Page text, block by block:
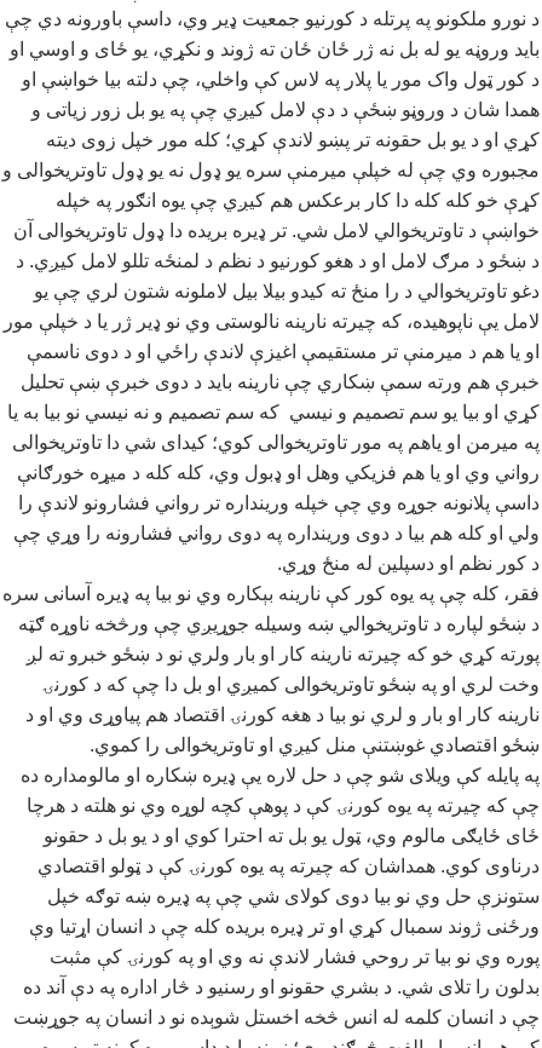
د نورو ملکونو په پرتله د کورنیو جمعیت ډیر وي، داسې باورونه دي چې
باید وروڼه یو له بل نه ژر ځان ځان ته ژوند و نکړي، یو ځای و اوسي او
د کور ټول واک مور یا پلار په لاس کې واخلي، چې دلته بیا خواښې او
همدا شان د وروڼو ښځې د دې لامل کیږي چې په یو بل زور زیاتی و
کړي او د یو بل حقونه تر پښو لاندې کړي؛ کله مور خپل زوی دیته
مجبوره وي چې له خپلې میرمنې سره یو ډول نه یو ډول تاوتریخوالی و
کړې خو کله کله دا کار برعکس هم کیږي چې یوه انګور په خپله
خواښې د تاوتریخوالي لامل شي. تر ډیره بریده دا ډول تاوتریخوالی آن
د ښځو د مرګ لامل او د هغو کورنیو د نظم د لمنځه تللو لامل کیږي. د
دغو تاوتریخوالي د را منځ ته کیدو بیلا بیل لاملونه شتون لري چې یو
لامل یې ناپوهیده، که چیرته نارینه نالوستی وي نو ډیر ژر یا د خپلې مور
او یا هم د میرمنې تر مستقیمې اغیزې لاندې راځي او د دوی ناسمې
خبرې هم ورته سمې ښکاري چې نارینه باید د دوی خبرې ښې تحلیل
کړي او بیا یو سم تصمیم و نیسي که سم تصمیم و نه نیسي نو بیا به یا
په میرمن او یاهم په مور تاوتریخوالی کوي؛ کیدای شي دا تاوتریخوالی
رواني وي او یا هم فزیکي وهل او ډبول وي، کله کله د میړه خورګانې
داسې پلانونه جوړه وي چې خپله ورینداره تر رواني فشارونو لاندې را
ولي او کله هم بیا د دوی ورینداره په دوی رواني فشارونه را وړي چې
د کور نظم او دسپلین له منځ وړي.
فقر، کله چې په یوه کور کې نارینه بېکاره وي نو بیا په ډیره آسانی سره
د ښځو لپاره د تاوتریخوالي ښه وسیله جوړیږي چې ورڅخه ناوړه ګټه
پورته کړي خو که چیرته نارینه کار او بار ولري نو د ښځو خبرو ته لږ
وخت لري او په ښځو تاوتریخوالی کمیږي او بل دا چې که د کورنۍ
نارینه کار او بار و لري نو بیا د هغه کورنۍ اقتصاد هم پیاوړی وي او د
ښځو اقتصادي غوښتنې منل کیږي او تاوتریخوالی را کموي.
په پایله کې ویلای شو چې د حل لاره یې ډیره ښکاره او مالومداره ده
چې که چیرته په یوه کورنۍ کې د پوهې کچه لوړه وي نو هلته د هرچا
ځای ځایګی مالوم وي، ټول یو بل ته احترا کوي او د یو بل د حقونو
درناوی کوي. همداشان که چیرته په یوه کورنۍ کې د ټولو اقتصادي
ستونزې حل وي نو بیا دوی کولای شي چې په ډیره ښه توګه خپل
ورځنی ژوند سمبال کړي او تر ډیره بریده کله چې د انسان اړتیا وې
پوره وي نو بیا تر روحي فشار لاندې نه وي او په کورنۍ کې مثبت
بدلون را تلای شي. د بشري حقونو او رسنیو د څار اداره په دې آند ده
چې د انسان کلمه له انس څخه اخستل شوېده نو د انسان په جوړښت